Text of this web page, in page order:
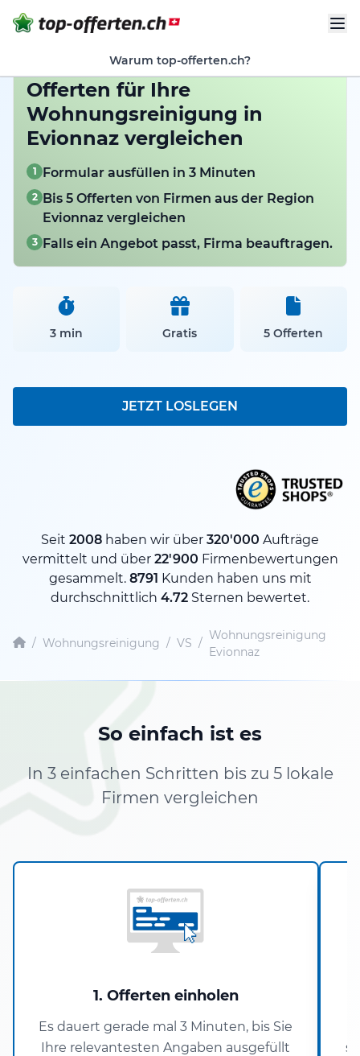
Warum top-offerten.ch?
Offerten für Ihre
Wohnungsreinigung in
Evionnaz vergleichen
1 Formular ausfüllen in 3 Minuten
2 Bis 5 Offerten von Firmen aus der Region
Evionnaz vergleichen
3 Falls ein Angebot passt, Firma beauftragen.
3 min Gratis 5 Offerten
JETZT LOSLEGEN
Seit 2008 haben wir über 320'000 Aufträge
vermittelt und über 22'900 Firmenbewertungen
gesammelt. 8791 Kunden haben uns mit
durchschnittlich 4.72 Sternen bewertet.
/ Wohnungsreinigung / VS /
Wohnungsreinigung
Evionnaz
So einfach ist es
In 3 einfachen Schritten bis zu 5 lokale
Firmen vergleichen
1. Offerten einholen
Es dauert gerade mal 3 Minuten, bis Sie
Ihre relevantesten Angaben ausgefüllt